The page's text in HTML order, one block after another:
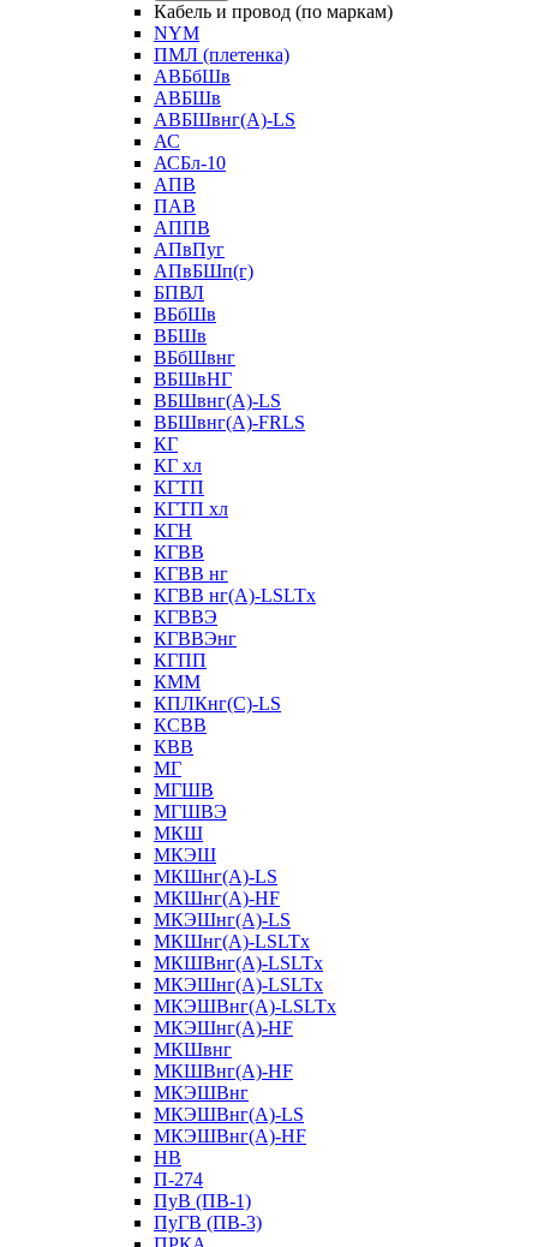
Кабель и провод (по маркам)
NYM
ПМЛ (плетенка)
АВБбШв
АВБШв
АВБШвнг(А)-LS
АС
АСБл-10
АПВ
ПАВ
АППВ
АПвПуг
АПвБШп(г)
БПВЛ
ВБбШв
ВБШв
ВБбШвнг
ВБШвНГ
ВБШвнг(А)-LS
ВБШвнг(А)-FRLS
КГ
КГ хл
КГТП
КГТП хл
КГН
КГВВ
КГВВ нг
КГВВ нг(А)-LSLTx
КГВВЭ
КГВВЭнг
КГПП
КММ
КПЛКнг(C)-LS
КСВВ
КВВ
МГ
МГШВ
МГШВЭ
МКШ
МКЭШ
МКШнг(А)-LS
МКШнг(А)-HF
МКЭШнг(А)-LS
МКШнг(А)-LSLTx
МКШВнг(A)-LSLTx
МКЭШнг(А)-LSLTx
МКЭШВнг(A)-LSLTx
МКЭШнг(А)-HF
МКШвнг
МКШВнг(А)-HF
МКЭШВнг
МКЭШВнг(А)-LS
МКЭШВнг(А)-HF
НВ
П-274
ПуВ (ПВ-1)
ПуГВ (ПВ-3)